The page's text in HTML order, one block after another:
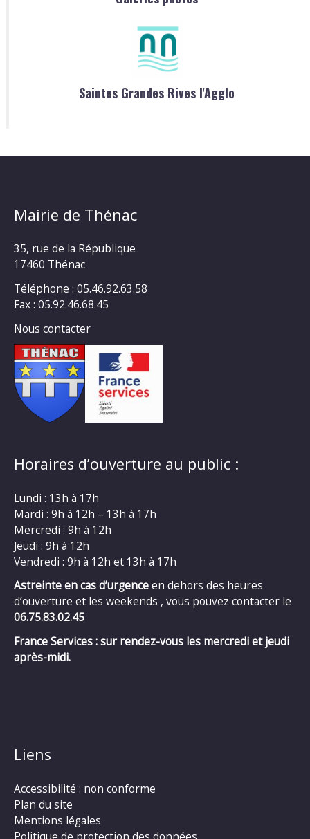
Saintes Grandes Rives l'Agglo
Mairie de Thénac
35, rue de la République
17460 Thénac
Téléphone : 05.46.92.63.58
Fax : 05.92.46.68.45
Nous contacter
Horaires d’ouverture au public :
Lundi : 13h à 17h
Mardi : 9h à 12h – 13h à 17h
Mercredi : 9h à 12h
Jeudi : 9h à 12h
Vendredi : 9h à 12h et 13h à 17h
Astreinte en cas d’urgenceen dehors des heures
d’ouverture et les weekends , vous pouvez contacter le
06.75.83.02.45
France Services : sur rendez-vous les mercredi et jeudi
après-midi.
Liens
Accessibilité : non conforme
Plan du site
Mentions légales
Politique de protection des données